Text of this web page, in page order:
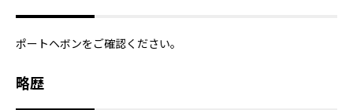
ポートヘボンをご確認ください。
略歴